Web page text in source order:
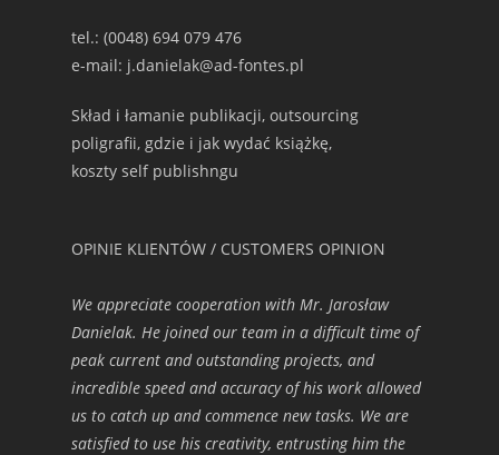
tel.: (0048) 694 079 476
e-mail: j.danielak@ad-fontes.pl
Skład i łamanie publikacji, outsourcing
poligrafii, gdzie i jak wydać książkę,
koszty self publishngu
OPINIE KLIENTÓW / CUSTOMERS OPINION
We appreciate cooperation with Mr. Jarosław
Danielak. He joined our team in a difficult time of
peak current and outstanding projects, and
incredible speed and accuracy of his work allowed
us to catch up and commence new tasks. We are
satisfied to use his creativity, entrusting him the